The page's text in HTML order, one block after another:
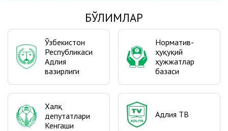
БЎЛИМЛАР
Ўзбекистон
Республикаси
Адлия
вазирлиги
Норматив-
ҳуқуқий
ҳужжатлар
базаси
Халқ
депутатлари
Кенгаши
Адлия ТВ